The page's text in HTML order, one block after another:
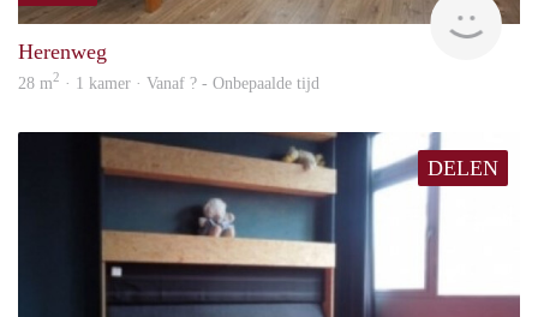
Herenweg
28 m2 · 1 kamer · Vanaf ? - Onbepaalde tijd
DELEN